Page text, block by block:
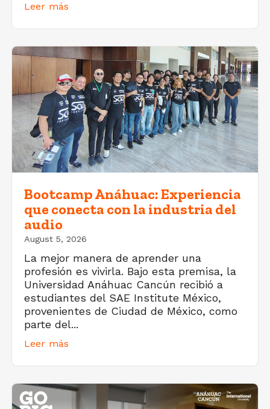
Leer más
Bootcamp Anáhuac: Experiencia
que conecta con la industria del
audio
August 5, 2026
La mejor manera de aprender una
profesión es vivirla. Bajo esta premisa, la
Universidad Anáhuac Cancún recibió a
estudiantes del SAE Institute México,
provenientes de Ciudad de México, como
parte del...
Leer más